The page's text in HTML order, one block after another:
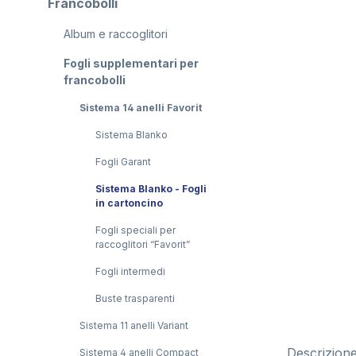
Francobolli
Album e raccoglitori
Fogli supplementari per
francobolli
Sistema 14 anelli Favorit
Sistema Blanko
Fogli Garant
Sistema Blanko - Fogli
in cartoncino
Fogli speciali per
raccoglitori “Favorit”
Fogli intermedi
Buste trasparenti
Sistema 11 anelli Variant
Sistema 4 anelli Compact Descrizione